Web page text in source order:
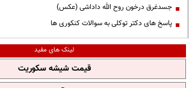
جسدغرق درخون روح الله داداشی (عکس)
پاسخ های دکتر توکلی به سوالات کنکوری ها
لینک های مفید
قیمت شیشه سکوریت